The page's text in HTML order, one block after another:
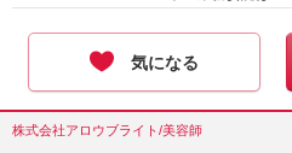
気になる
株式会社アロウブライト/美容師